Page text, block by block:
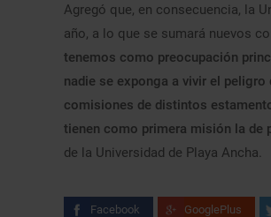
Agregó que, en consecuencia, la
año, a lo que se sumará nuevos
tenemos como preocupación
nadie se exponga a vivir el peligro
comisiones de distintos
tienen como primera misión la de
de la Universidad de Playa Ancha.
Facebook GooglePlus